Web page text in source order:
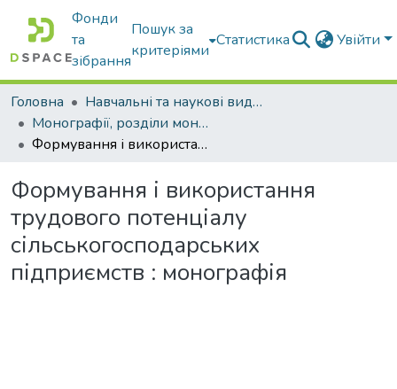
Фонди
та
зібрання
Пошук за
критеріями
Статистика Увійти
Головна
Навчальні та наукові видання
Монографії, розділи монографій, доповіді
Формування і використання трудового потенціалу сільськогосподарських підприємств : монографія
Формування і використання
трудового потенціалу
сільськогосподарських
підприємств : монографія